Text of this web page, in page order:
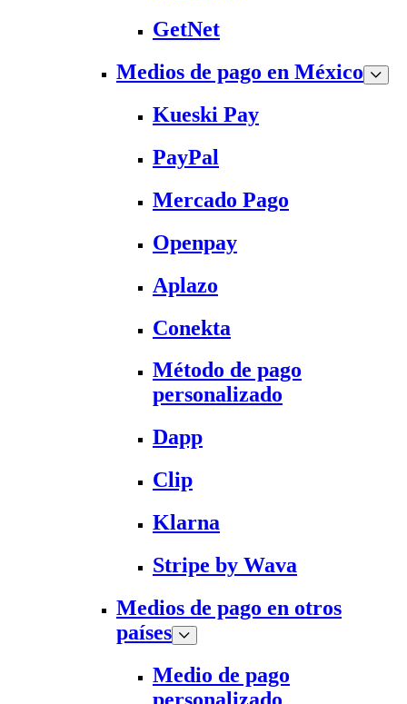
GetNet
Medios de pago en México
Kueski Pay
PayPal
Mercado Pago
Openpay
Aplazo
Conekta
Método de pago
personalizado
Dapp
Clip
Klarna
Stripe by Wava
Medios de pago en otros
países
Medio de pago